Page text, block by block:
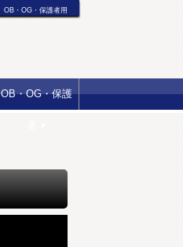
OB・OG・保護者用
OB・OG・保護